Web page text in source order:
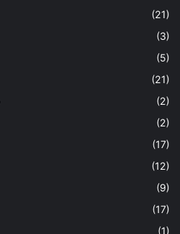
(21)
(3)
(5)
(21)
(2)
(2)
(17)
(12)
(9)
(17)
(1)